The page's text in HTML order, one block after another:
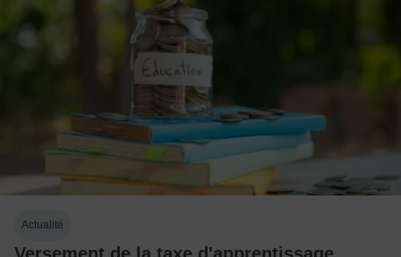
Actualité